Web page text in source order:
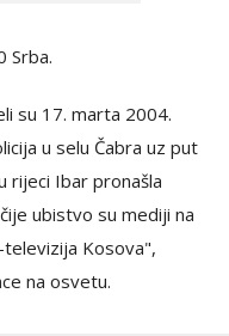
Srba.
su 17. marta 2004.
u selu Čabra uz put
rijeci Ibar pronašla
ubistvo su mediji na
Kosova",
na osvetu.